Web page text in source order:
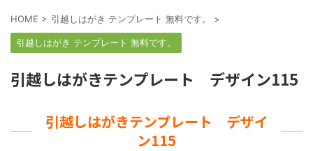
HOME > 引越しはがき テンプレート 無料です。 >
引越しはがき テンプレート 無料です。
引越しはがきテンプレート デザイン115
引越しはがきテンプレート デザイ
ン115